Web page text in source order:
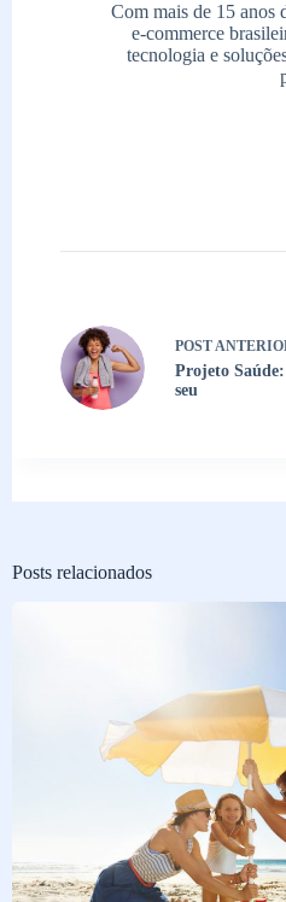
Com mais de 15 anos
e-commerce
tecnologia e
POST
Projeto
seu
Posts relacionados